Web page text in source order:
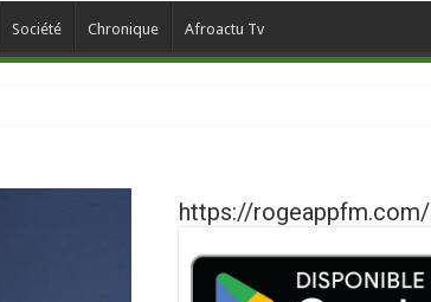
Société Chronique Afroactu Tv
https://rogeappfm.com/